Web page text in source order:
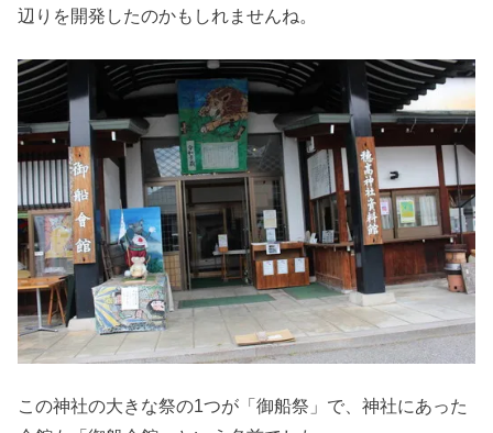
辺りを開発したのかもしれませんね。
この神社の大きな祭の1つが「御船祭」で、神社にあった